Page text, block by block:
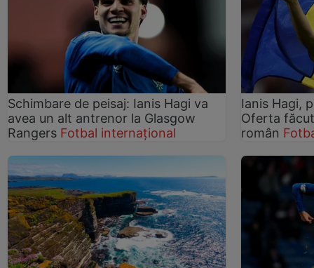
Schimbare de peisaj: Ianis Hagi va
avea un alt antrenor la Glasgow
Rangers Fotbal internațional
Ianis Hagi,
Oferta
român